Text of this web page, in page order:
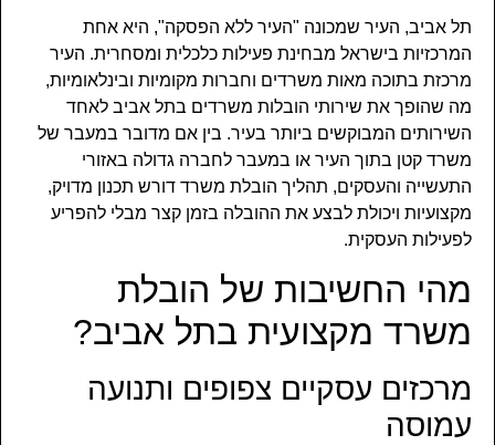
תל אביב, העיר שמכונה "העיר ללא הפסקה", היא אחת
המרכזיות בישראל מבחינת פעילות כלכלית ומסחרית. העיר
מרכזת בתוכה מאות משרדים וחברות מקומיות ובינלאומיות,
מה שהופך את שירותי הובלות משרדים בתל אביב לאחד
השירותים המבוקשים ביותר בעיר. בין אם מדובר במעבר של
משרד קטן בתוך העיר או במעבר לחברה גדולה באזורי
התעשייה והעסקים, תהליך הובלת משרד דורש תכנון מדויק,
מקצועיות ויכולת לבצע את ההובלה בזמן קצר מבלי להפריע
לפעילות העסקית.
מהי החשיבות של הובלת
משרד מקצועית בתל אביב?
מרכזים עסקיים צפופים ותנועה
עמוסה